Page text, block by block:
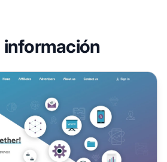
información
de High Rock Ads